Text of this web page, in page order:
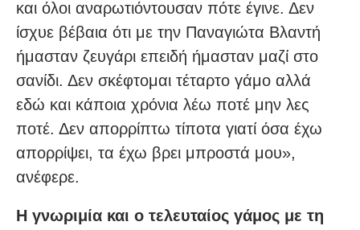
και όλοι αναρωτιόντουσαν πότε έγινε. Δεν
ίσχυε βέβαια ότι με την Παναγιώτα Βλαντή
ήμασταν ζευγάρι επειδή ήμασταν μαζί στο
σανίδι. Δεν σκέφτομαι τέταρτο γάμο αλλά
εδώ και κάποια χρόνια λέω ποτέ μην λες
ποτέ. Δεν απορρίπτω τίποτα γιατί όσα έχω
απορρίψει, τα έχω βρει μπροστά μου»,
ανέφερε.
Η γνωριμία και ο τελευταίος γάμος με τη